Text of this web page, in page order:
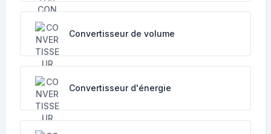
Convertisseur de volume
Convertisseur d'énergie